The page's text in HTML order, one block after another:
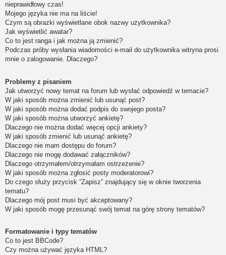
nieprawidłowy czas!
Mojego języka nie ma na liście!
Czym są obrazki wyświetlane obok nazwy użytkownika?
Jak wyświetlić awatar?
Co to jest ranga i jak można ją zmienić?
Podczas próby wysłania wiadomości e-mail do użytkownika witryna prosi
mnie o zalogowanie. Dlaczego?
Problemy z pisaniem
Jak utworzyć nowy temat na forum lub wysłać odpowiedź w temacie?
W jaki sposób można zmienić lub usunąć post?
W jaki sposób można dodać podpis do swojego posta?
W jaki sposób można utworzyć ankietę?
Dlaczego nie można dodać więcej opcji ankiety?
W jaki sposób zmienić lub usunąć ankietę?
Dlaczego nie mam dostępu do forum?
Dlaczego nie mogę dodawać załączników?
Dlaczego otrzymałem/otrzymałam ostrzeżenie?
W jaki sposób można zgłosić posty moderatorowi?
Do czego służy przycisk “Zapisz” znajdujący się w oknie tworzenia
tematu?
Dlaczego mój post musi być akceptowany?
W jaki sposób mogę przesunąć swój temat na górę strony tematów?
Formatowanie i typy tematów
Co to jest BBCode?
Czy można używać języka HTML?